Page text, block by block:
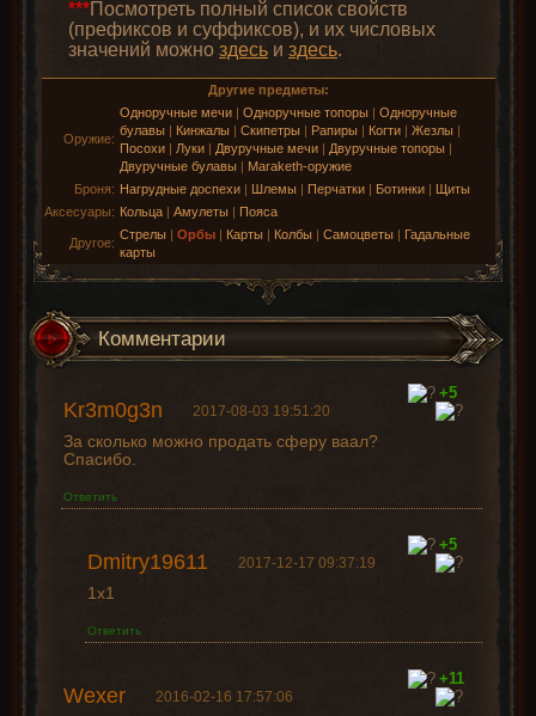
***Посмотреть полный список свойств
(префиксов и суффиксов), и их числовых
значений можно здесь и здесь.
Другие предметы:
Оружие:
Одноручные мечи| Одноручные топоры| Одноручные
булавы| Кинжалы| Скипетры| Рапиры| Когти| Жезлы|
Посохи| Луки| Двуручные мечи| Двуручные топоры|
Двуручные булавы| Maraketh-оружие
Броня: Нагрудные доспехи| Шлемы| Перчатки| Ботинки| Щиты
Аксесуары: Кольца| Амулеты| Пояса
Другое:
Стрелы| Орбы| Карты| Колбы| Самоцветы| Гадальные
карты
Комментарии
Kr3m0g3n 2017-08-03 19:51:20
За сколько можно продать сферу ваал?
Спасибо.
Ответить
+5
Dmitry19611 2017-12-17 09:37:19
1х1
Ответить
+5
Wexer 2016-02-16 17:57:06
+11